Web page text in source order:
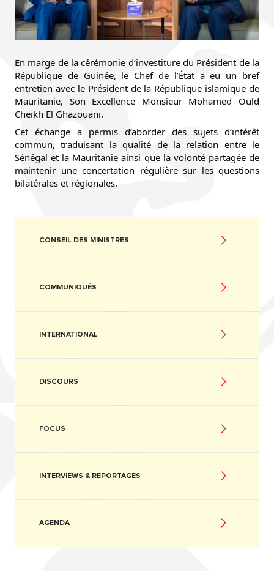
En marge de la cérémonie d’investiture du Président de la
République de Guinée, le Chef de l’État a eu un bref
entretien avec le Président de la République islamique de
Mauritanie, Son Excellence Monsieur Mohamed Ould
Cheikh El Ghazouani.
Cet échange a permis d’aborder des sujets d’intérêt
commun, traduisant la qualité de la relation entre le
Sénégal et la Mauritanie ainsi que la volonté partagée de
maintenir une concertation régulière sur les questions
bilatérales et régionales.
CONSEIL DES MINISTRES
COMMUNIQUÉS
INTERNATIONAL
DISCOURS
FOCUS
INTERVIEWS & REPORTAGES
AGENDA